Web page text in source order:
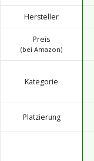
Hersteller
Preis
(bei Amazon)
Kategorie
Platzierung